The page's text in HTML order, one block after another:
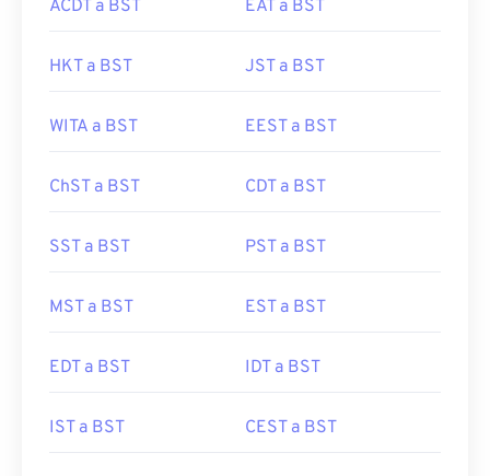
ACDT a BST EAT a BST
HKT a BST JST a BST
WITA a BST EEST a BST
ChST a BST CDT a BST
SST a BST PST a BST
MST a BST EST a BST
EDT a BST IDT a BST
IST a BST CEST a BST